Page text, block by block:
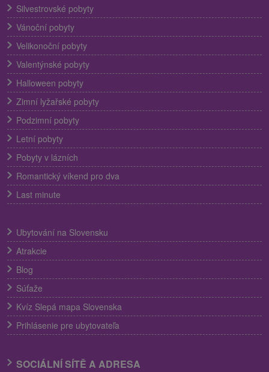
Silvestrovské pobyty
Vánoční pobyty
Velikonoční pobyty
Valentýnské pobyty
Halloween pobyty
Zimní lyžařské pobyty
Podzimní pobyty
Letní pobyty
Pobyty v lázních
Romantický víkend pro dva
Last minute
Ubytování na Slovensku
Atrakcie
Blog
Súťaže
Kvíz Slepá mapa Slovenska
Prihlásenie pre ubytovateľa
SOCIÁLNÍ SÍTĚ A ADRESA